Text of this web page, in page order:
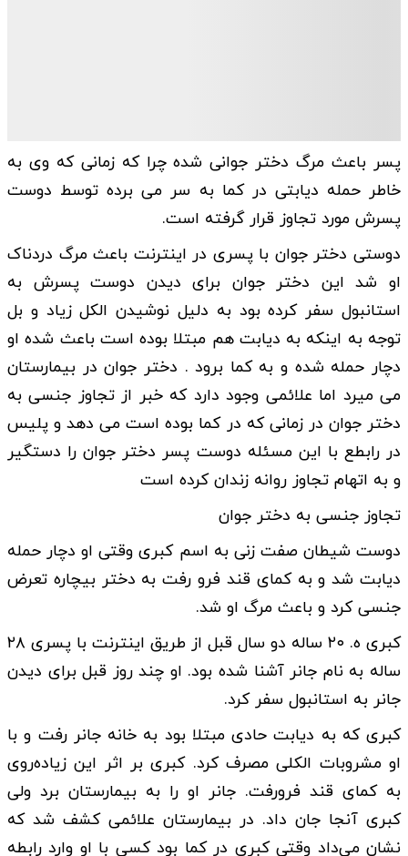
پسر باعث مرگ دختر جوانی شده چرا که زمانی که وی به
خاطر حمله دیابتی در کما به سر می برده توسط دوست
پسرش مورد تجاوز قرار گرفته است.
دوستی دختر جوان با پسری در اینترنت باعث مرگ دردناک
او شد این دختر جوان برای دیدن دوست پسرش به
استانبول سفر کرده بود به دلیل نوشیدن الکل زیاد و بل
توجه به اینکه به دیابت هم مبتلا بوده است باعث شده او
دچار حمله شده و به کما برود . دختر جوان در بیمارستان
می میرد اما علائمی وجود دارد که خبر از تجاوز جنسی به
دختر جوان در زمانی که در کما بوده است می دهد و پلیس
در رابطع با این مسئله دوست پسر دختر جوان را دستگیر
و به اتهام تجاوز روانه زندان کرده است
تجاوز جنسی به دختر جوان
دوست شیطان صفت زنی به اسم کبری وقتی او دچار حمله
دیابت شد و به کمای قند فرو رفت به دختر بیچاره تعرض
جنسی کرد و باعث مرگ او شد.
کبری ه. ۲۰ ساله دو سال قبل از طریق اینترنت با پسری ۲۸
ساله به نام جانر آشنا شده بود. او چند روز قبل برای دیدن
جانر به استانبول سفر کرد.
کبری که به دیابت حادی مبتلا بود به خانه جانر رفت و با
او مشروبات الکلی مصرف کرد. کبری بر اثر این زیاده‌روی
به کمای قند فرورفت. جانر او را به بیمارستان برد ولی
کبری آنجا جان داد. در بیمارستان علائمی کشف شد که
نشان می‌داد وقتی کبری در کما بود کسی با او وارد رابطه